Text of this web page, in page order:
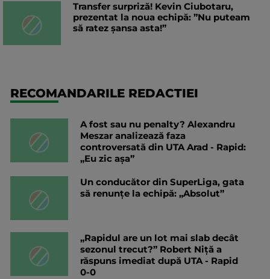
Transfer surpriză! Kevin Ciubotaru,
prezentat la noua echipă: ”Nu puteam
să ratez șansa asta!”
RECOMANDARILE REDACTIEI
A fost sau nu penalty? Alexandru
Meszar analizează faza
controversată din UTA Arad - Rapid:
„Eu zic așa”
Un conducător din SuperLiga, gata
să renunțe la echipă: „Absolut”
„Rapidul are un lot mai slab decât
sezonul trecut?” Robert Niță a
răspuns imediat după UTA - Rapid
0-0